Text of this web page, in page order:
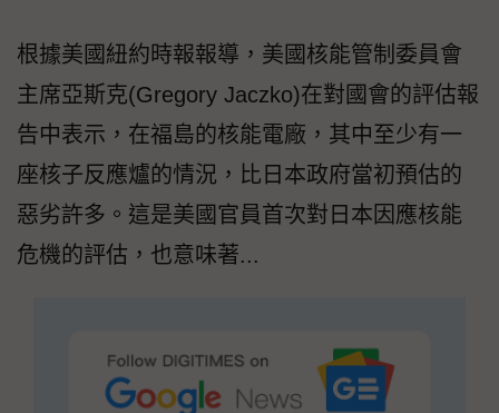
根據美國紐約時報報導，美國核能管制委員會
主席亞斯克(Gregory Jaczko)在對國會的評估報
告中表示，在福島的核能電廠，其中至少有一
座核子反應爐的情況，比日本政府當初預估的
惡劣許多。這是美國官員首次對日本因應核能
危機的評估，也意味著...